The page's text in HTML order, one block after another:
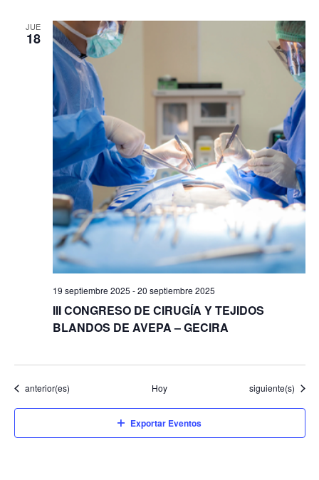
JUE
18
19 septiembre 2025 -20 septiembre 2025
III CONGRESO DE CIRUGÍA Y TEJIDOS
BLANDOS DE AVEPA – GECIRA
Eventos
anterior(es) Hoy Eventos
siguiente(s)
Exportar Eventos